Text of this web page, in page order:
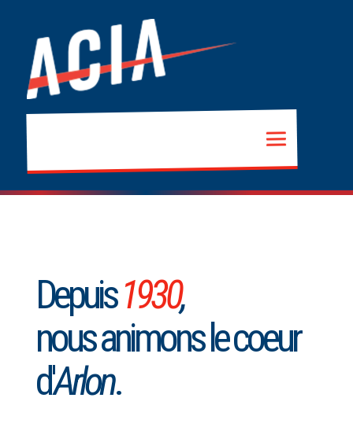
Depuis1930,
nous animons le coeur
d'Arlon.